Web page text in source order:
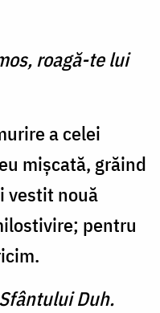
roagă-te lui
a celei
mişcată, grăind
vestit nouă
pentru
Duh.